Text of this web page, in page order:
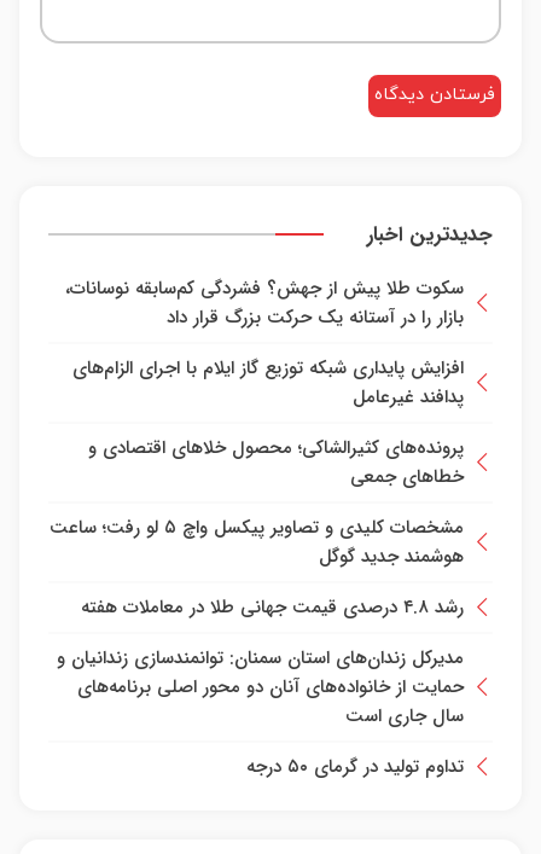
جدیدترین اخبار
سکوت طلا پیش از جهش؟ فشردگی کم‌سابقه نوسانات،
بازار را در آستانه یک حرکت بزرگ قرار داد
افزایش پایداری شبکه توزیع گاز ایلام با اجرای الزام‌های
پدافند غیرعامل
پرونده‌های کثیرالشاکی؛ محصول خلا‌های اقتصادی و
خطا‌های جمعی
مشخصات کلیدی و تصاویر پیکسل واچ ۵ لو رفت؛ ساعت
هوشمند جدید گوگل
رشد ۴.۸ درصدی قیمت جهانی طلا در معاملات هفته
مدیرکل زندان‌های استان سمنان: توانمندسازی زندانیان و
حمایت از خانواده‌های آنان دو محور اصلی برنامه‌های
سال جاری است
تداوم تولید در گرمای ۵۰ درجه